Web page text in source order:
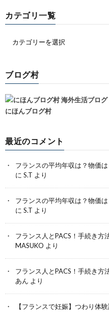
カテゴリ一覧
ブログ村
にほんブログ村
最近のコメント
フランスの平均年収は？物価
に S.T より
フランスの平均年収は？物価
に S.T より
フランス人とPACS！手続き方
MASUKO より
フランス人とPACS！手続き方
あん より
【フランスで妊娠】つわり体